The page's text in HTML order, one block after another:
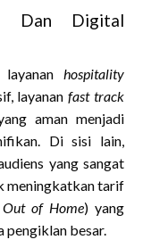
Dan Digital
hospitality
layananfast track
aman menjadi
Di sisi lain,
yang sangat
meningkatkan tarif
of Home) yang
besar.